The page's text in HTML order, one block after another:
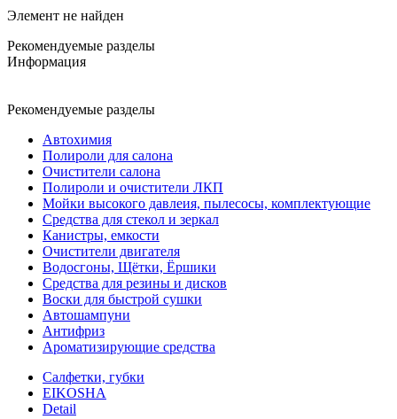
Элемент не найден
Рекомендуемые разделы
Информация
Рекомендуемые разделы
Автохимия
Полироли для салона
Очистители салона
Полироли и очистители ЛКП
Мойки высокого давлеия, пылесосы, комплектующие
Средства для стекол и зеркал
Канистры, емкости
Очистители двигателя
Водосгоны, Щётки, Ёршики
Средства для резины и дисков
Воски для быстрой сушки
Автошампуни
Антифриз
Ароматизирующие средства
Салфетки, губки
EIKOSHA
Detail